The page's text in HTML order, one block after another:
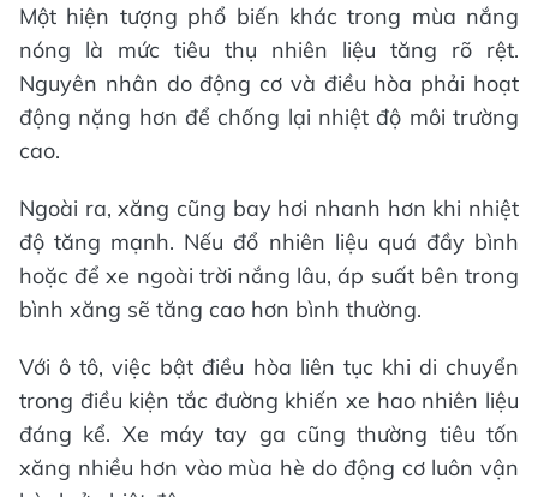
Một hiện tượng phổ biến khác trong mùa nắng
nóng là mức tiêu thụ nhiên liệu tăng rõ rệt.
Nguyên nhân do động cơ và điều hòa phải hoạt
động nặng hơn để chống lại nhiệt độ môi trường
cao.
Ngoài ra, xăng cũng bay hơi nhanh hơn khi nhiệt
độ tăng mạnh. Nếu đổ nhiên liệu quá đầy bình
hoặc để xe ngoài trời nắng lâu, áp suất bên trong
bình xăng sẽ tăng cao hơn bình thường.
Với ô tô, việc bật điều hòa liên tục khi di chuyển
trong điều kiện tắc đường khiến xe hao nhiên liệu
đáng kể. Xe máy tay ga cũng thường tiêu tốn
xăng nhiều hơn vào mùa hè do động cơ luôn vận